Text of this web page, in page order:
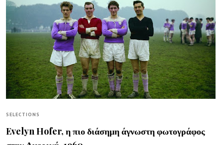
SELECTIONS
Evelyn Hofer, η πιο διάσημη άγνωστη φωτογράφος